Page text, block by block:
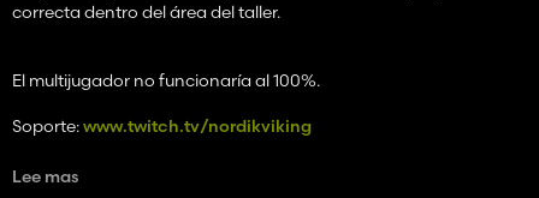
correcta dentro del área del taller.
El multijugador no funcionaría al 100%.
Soporte:www.twitch.tv/nordikviking
IMPORTANTE:
Lee mas